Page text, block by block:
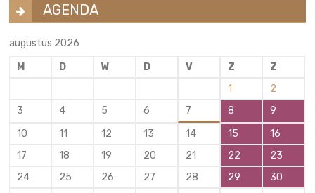
AGENDA
augustus 2026
M
D W D V Z
Z
1
2
3
4 5 6 7 8
9
10
11 12 13 14 15
16
17
18 19 20 21 22
23
24
25 26 27 28 29
30